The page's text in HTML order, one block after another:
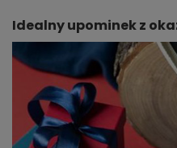
Idealny upominek z